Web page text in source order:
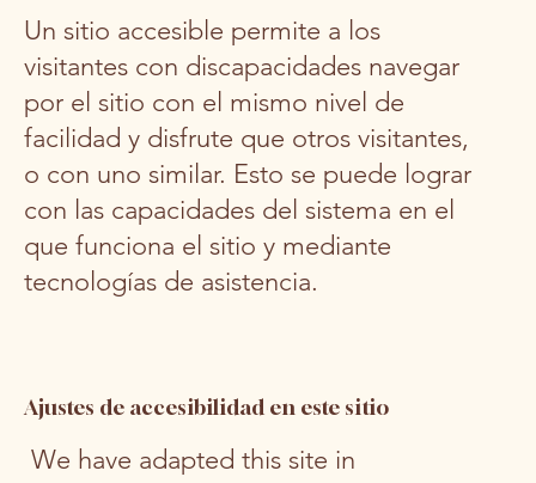
Un sitio accesible permite a los
visitantes con discapacidades navegar
por el sitio con el mismo nivel de
facilidad y disfrute que otros visitantes,
o con uno similar. Esto se puede lograr
con las capacidades del sistema en el
que funciona el sitio y mediante
tecnologías de asistencia.
Ajustes de accesibilidad en este sitio
We have adapted this site in